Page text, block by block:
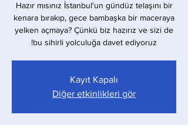
Hazır mısınız İstanbul'un gündüz telaşını bir
kenara bırakıp, gece bambaşka bir maceraya
yelken açmaya? Çünkü biz hazırız ve sizi de
bu sihirli yolculuğa davet ediyoruz!
Kayıt Kapalı
Diğer etkinlikleri gör